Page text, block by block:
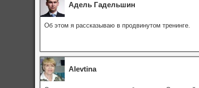
Адель Гадельшин
Об этом я рассказываю в продвинутом тренинге.
Alevtina